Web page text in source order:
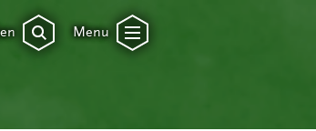
Menu